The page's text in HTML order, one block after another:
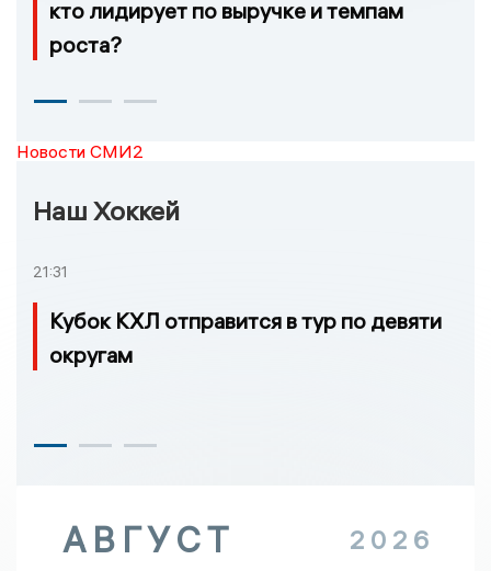
кто лидирует по выручке и темпам
роста?
Новости СМИ2
Наш Хоккей
21:31
Кубок КХЛ отправится в тур по девяти
округам
АВГУСТ 2026